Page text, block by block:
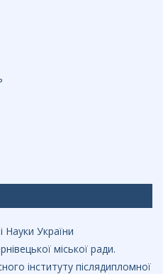
Науки України
міської ради.
інституту післядипломної